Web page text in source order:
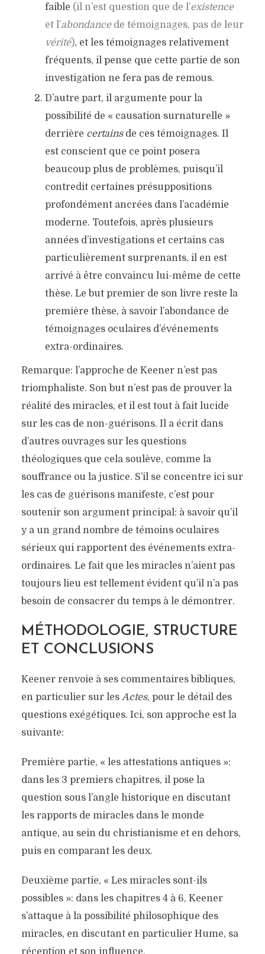
faible (il n’est question que de l’existence
et l’abondancede témoignages, pas de leur
vérité), et les témoignages relativement
fréquents, il pense que cette partie de son
investigation ne fera pas de remous.
D’autre part, il argumente pour la
possibilité de « causation surnaturelle »
derrière certainsde ces témoignages. Il
est conscient que ce point posera
beaucoup plus de problèmes, puisqu’il
contredit certaines présuppositions
profondément ancrées dans l’académie
moderne. Toutefois, après plusieurs
années d’investigations et certains cas
particulièrement surprenants, il en est
arrivé à être convaincu lui-même de cette
thèse. Le but premier de son livre reste la
première thèse, à savoir l’abondance de
témoignages oculaires d’événements
extra-ordinaires.
Remarque: l’approche de Keener n’est pas
triomphaliste. Son but n’est pas de prouver la
réalité des miracles, et il est tout à fait lucide
sur les cas de non-guérisons. Il a écrit dans
d’autres ouvrages sur les questions
théologiques que cela soulève, comme la
souffrance ou la justice. S’il se concentre ici sur
les cas de guérisons manifeste, c’est pour
soutenir son argument principal: à savoir qu’il
y a un grand nombre de témoins oculaires
sérieux qui rapportent des événements extra-
ordinaires. Le fait que les miracles n’aient pas
toujours lieu est tellement évident qu’il n’a pas
besoin de consacrer du temps à le démontrer.
MÉTHODOLOGIE, STRUCTURE
ET CONCLUSIONS
Keener renvoie à ses commentaires bibliques,
en particulier sur les Actes, pour le détail des
questions exégétiques. Ici, son approche est la
suivante:
Première partie, « les attestations antiques »:
dans les 3 premiers chapitres, il pose la
question sous l’angle historique en discutant
les rapports de miracles dans le monde
antique, au sein du christianisme et en dehors,
puis en comparant les deux.
Deuxième partie, « Les miracles sont-ils
possibles »: dans les chapitres 4 à 6, Keener
s’attaque à la possibilité philosophique des
miracles, en discutant en particulier Hume, sa
réception et son influence.